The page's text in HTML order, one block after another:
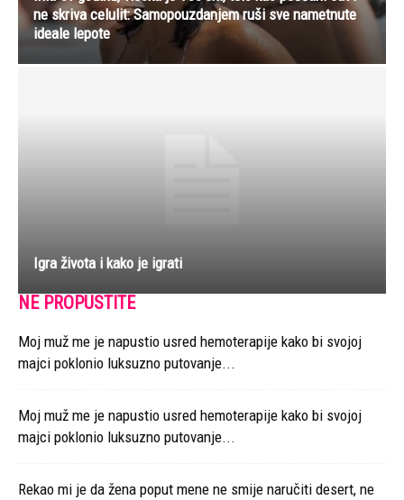
ne skriva celulit: Samopouzdanjem ruši sve nametnute
ideale lepote
Igra života i kako je igrati
NE PROPUSTITE
Moj muž me je napustio usred hemoterapije kako bi svojoj
majci poklonio luksuzno putovanje...
Moj muž me je napustio usred hemoterapije kako bi svojoj
majci poklonio luksuzno putovanje...
Rekao mi je da žena poput mene ne smije naručiti desert, ne